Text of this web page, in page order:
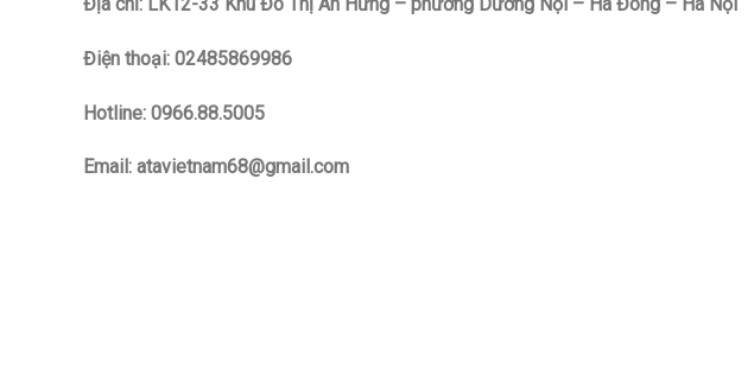
Điện thoại: 02485869986
Hotline: 0966.88.5005
Email: atavietnam68@gmail.com